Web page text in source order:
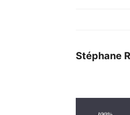
Stéphane